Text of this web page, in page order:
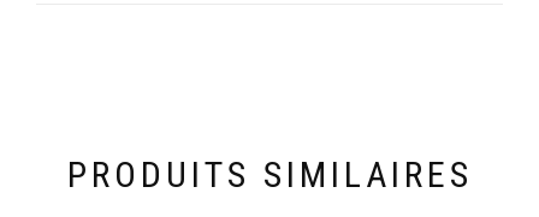
PRODUITS SIMILAIRES